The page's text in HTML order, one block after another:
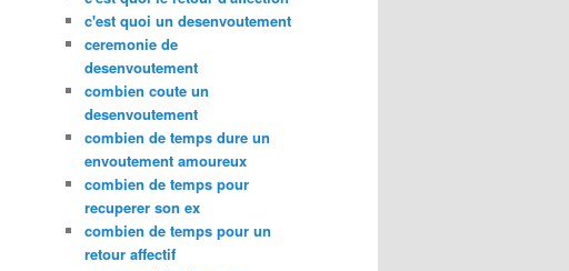
c'est quoi un desenvoutement
ceremonie de
desenvoutement
combien coute un
desenvoutement
combien de temps dure un
envoutement amoureux
combien de temps pour
recuperer son ex
combien de temps pour un
retour affectif